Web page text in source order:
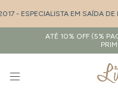
EM SAÍDA DE
ATÉ 10% OFF (5%